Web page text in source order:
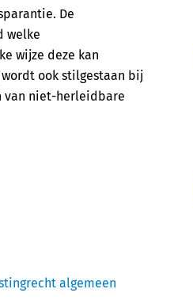
De
welke
wijze deze kan
ook stilgestaan bij
van niet-herleidbare
algemeen